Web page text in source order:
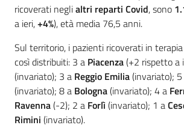
ricoverati neglialtri reparti Covid, sono
a ieri,+4%), età media 76,5 anni.
Sul territorio, i pazienti ricoverati in
così distribuiti: 3 a Piacenza(+2 rispetto a
(invariato); 3 a Reggio Emilia(invariato);
(invariato); 8 a Bologna(invariato); 4 a
Ravenna(-2); 2 a Forlì(invariato); 1 a
Rimini (invariato).